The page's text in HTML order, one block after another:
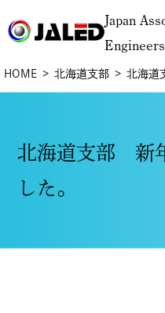
Japan
HOME 北海道支部 北海道
北海道支部 新
した。